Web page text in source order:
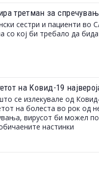
третман за
сестри и пациенти во
со кој би требало да
на Ковид-19
се излекувале од
на болеста во рок од
вирусот би можел
настинки